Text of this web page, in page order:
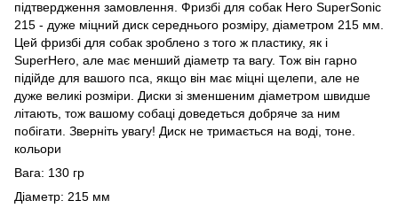
підтвердження замовлення. Фризбі для собак Hero SuperSonic
215 - дуже міцний диск середнього розміру, діаметром 215 мм.
Цей фризбі для собак зроблено з того ж пластику, як і
SuperHero, але має менший діаметр та вагу. Тож він гарно
підійде для вашого пса, якщо він має міцні щелепи, але не
дуже великі розміри. Диски зі зменшеним діаметром швидше
літають, тож вашому собаці доведеться добряче за ним
побігати. Зверніть увагу! Диск не тримається на воді, тоне.
кольори
Вага: 130 гр
Діаметр: 215 мм